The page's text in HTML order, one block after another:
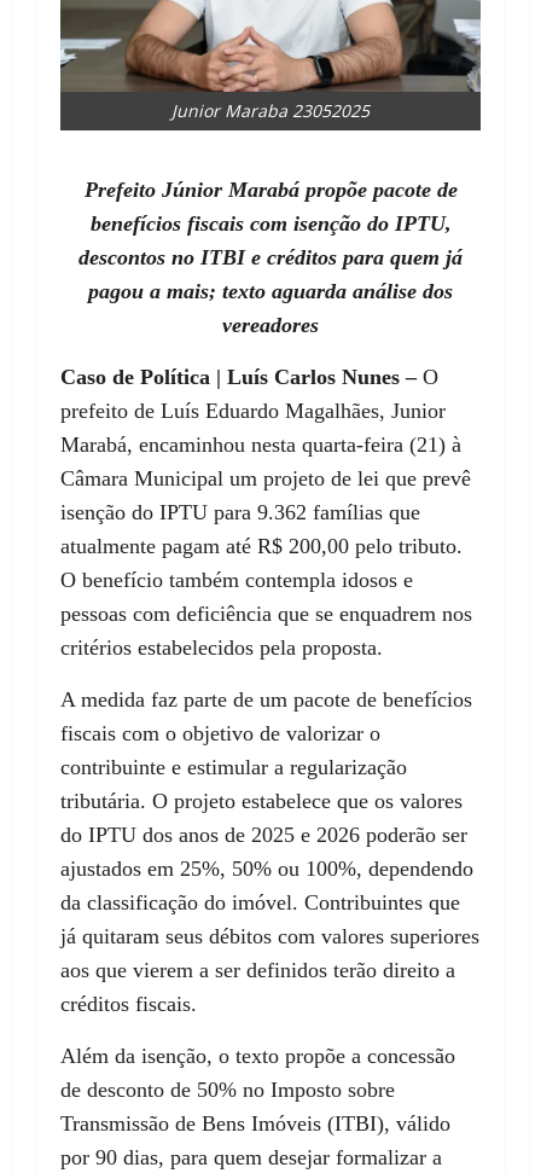
Junior Maraba 23052025
Prefeito Júnior Marabá propõe pacote de
benefícios fiscais com isenção do IPTU,
descontos no ITBI e créditos para quem já
pagou a mais; texto aguarda análise dos
vereadores
Caso de Política | Luís Carlos Nunes –O
prefeito de Luís Eduardo Magalhães, Junior
Marabá, encaminhou nesta quarta-feira (21) à
Câmara Municipal um projeto de lei que prevê
isenção do IPTU para 9.362 famílias que
atualmente pagam até R$ 200,00 pelo tributo.
O benefício também contempla idosos e
pessoas com deficiência que se enquadrem nos
critérios estabelecidos pela proposta.
A medida faz parte de um pacote de benefícios
fiscais com o objetivo de valorizar o
contribuinte e estimular a regularização
tributária. O projeto estabelece que os valores
do IPTU dos anos de 2025 e 2026 poderão ser
ajustados em 25%, 50% ou 100%, dependendo
da classificação do imóvel. Contribuintes que
já quitaram seus débitos com valores superiores
aos que vierem a ser definidos terão direito a
créditos fiscais.
Além da isenção, o texto propõe a concessão
de desconto de 50% no Imposto sobre
Transmissão de Bens Imóveis (ITBI), válido
por 90 dias, para quem desejar formalizar a